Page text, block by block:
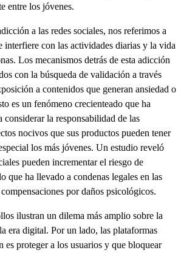
entre los jóvenes.
a las redes sociales, nos referimos a
interfiere con las actividades diarias y la vida
Los mecanismos detrás de esta adicción
con la búsqueda de validación a través
a contenidos que generan ansiedad o
es un fenómeno crecienteado que ha
considerar la responsabilidad de las
nocivos que sus productos pueden tener
los más jóvenes. Un estudio reveló
pueden incrementar el riesgo de
que ha llevado a condenas legales en las
por daños psicológicos.
ilustran un dilema más amplio sobre la
era digital. Por un lado, las plataformas
es proteger a los usuarios y que bloquear